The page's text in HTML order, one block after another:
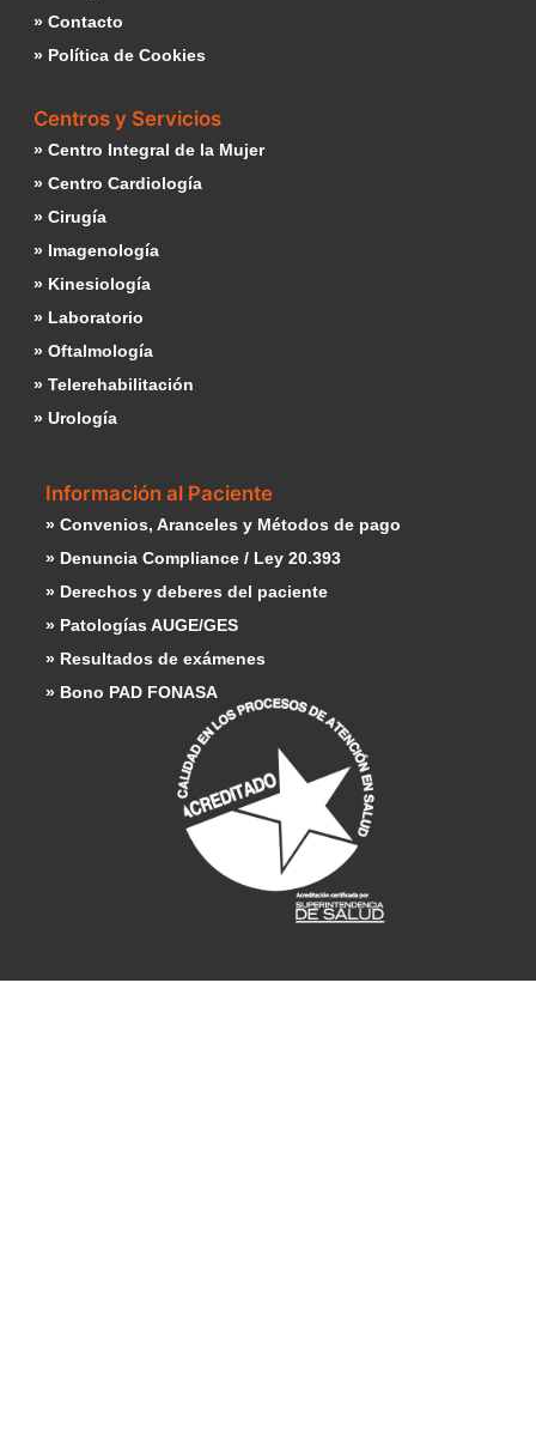
» Contacto
» Política de Cookies
Centros y Servicios
» Centro Integral de la Mujer
» Centro Cardiología
» Cirugía
» Imagenología
» Kinesiología
» Laboratorio
» Oftalmología
» Telerehabilitación
» Urología
Información al Paciente
» Convenios, Aranceles y Métodos de pago
» Denuncia Compliance / Ley 20.393
» Derechos y deberes del paciente
» Patologías AUGE/GES
» Resultados de exámenes
» Bono PAD FONASA